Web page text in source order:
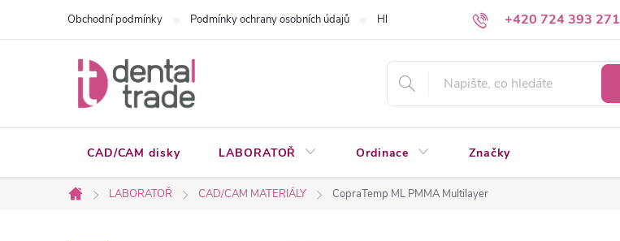
+420 724 393 271
Obchodní podmínky Podmínky ochrany osobních údajů Hledáte a nenacházíte? Napište nám
CAD/CAM disky LABORATOŘ Ordinace Značky
Domů
LABORATOŘ CAD/CAM MATERIÁLY CopraTemp ML PMMA Multilayer